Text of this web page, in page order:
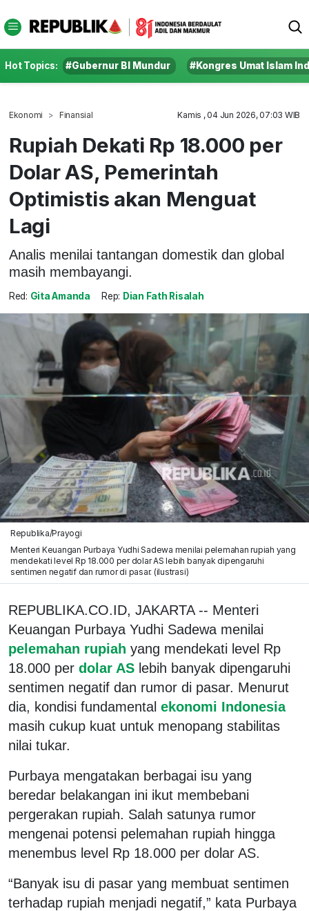
Hot Topics: #Gubernur BI Mundur #Kongres Umat Islam
Ekonomi Finansial Kamis , 04 Jun 2026, 07:03 WIB
Rupiah Dekati Rp 18.000 per
Dolar AS, Pemerintah
Optimistis akan Menguat
Lagi
Analis menilai tantangan domestik dan global
masih membayangi.
Red: Gita Amanda Rep: Dian Fath Risalah
Republika/Prayogi
Menteri Keuangan Purbaya Yudhi Sadewa menilai pelemahan rupiah yang
mendekati level Rp 18.000 per dolar AS lebih banyak dipengaruhi
sentimen negatif dan rumor di pasar. (ilustrasi)
REPUBLIKA.CO.ID, JAKARTA -- Menteri
Keuangan Purbaya Yudhi Sadewa menilai
pelemahan rupiah yang mendekati level Rp
18.000 per dolar AS lebih banyak dipengaruhi
sentimen negatif dan rumor di pasar. Menurut
dia, kondisi fundamental ekonomi Indonesia
masih cukup kuat untuk menopang stabilitas
nilai tukar.
Purbaya mengatakan berbagai isu yang
beredar belakangan ini ikut membebani
pergerakan rupiah. Salah satunya rumor
mengenai potensi pelemahan rupiah hingga
menembus level Rp 18.000 per dolar AS.
“Banyak isu di pasar yang membuat sentimen
terhadap rupiah menjadi negatif,” kata Purbaya